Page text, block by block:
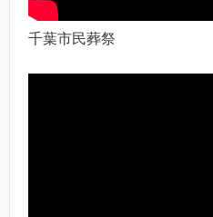
千葉市民葬祭